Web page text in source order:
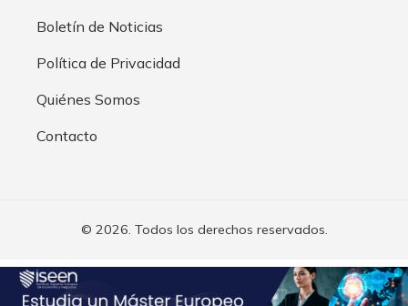
Boletín de Noticias
Política de Privacidad
Quiénes Somos
Contacto
© 2026. Todos los derechos reservados.